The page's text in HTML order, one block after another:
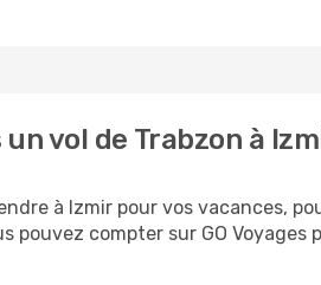
vol de Trabzon à
à Izmir pour vos vacances,
pouvez compter sur GO